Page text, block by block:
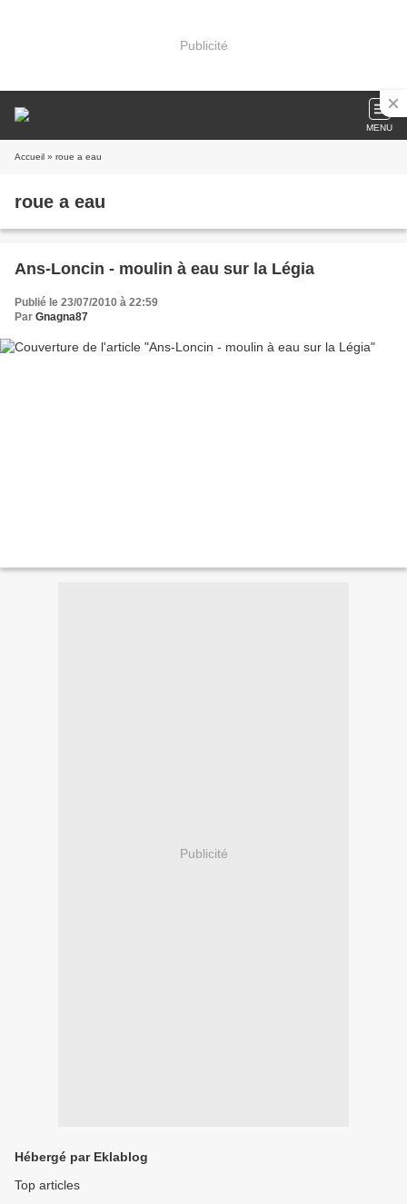
Publicité
MENU
Accueil » roue a eau
roue a eau
Ans-Loncin - moulin à eau sur la Légia
Publié le 23/07/2010 à 22:59
Par Gnagna87
Publicité
Hébergé par Eklablog
Top articles